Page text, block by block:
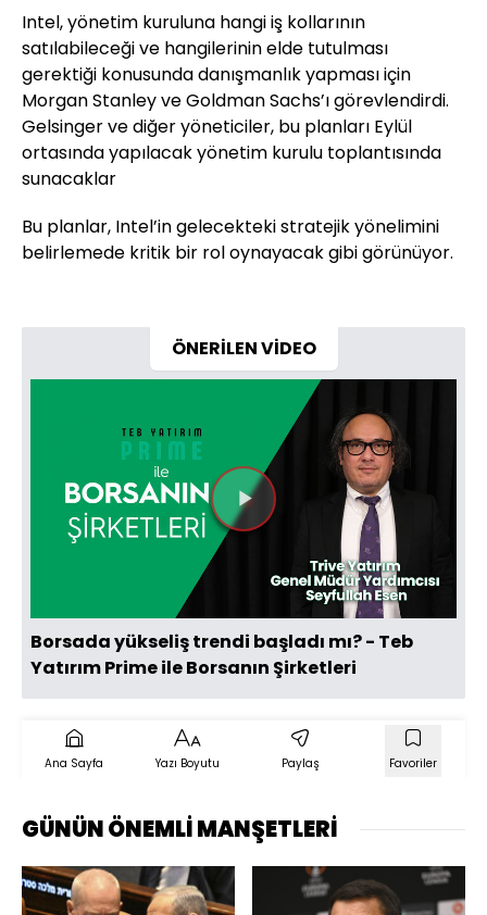
Intel, yönetim kuruluna hangi iş kollarının
satılabileceği ve hangilerinin elde tutulması
gerektiği konusunda danışmanlık yapması için
Morgan Stanley ve Goldman Sachs’ı görevlendirdi.
Gelsinger ve diğer yöneticiler, bu planları Eylül
ortasında yapılacak yönetim kurulu toplantısında
sunacaklar
Bu planlar, Intel’in gelecekteki stratejik yönelimini
belirlemede kritik bir rol oynayacak gibi görünüyor.
ÖNERİLEN VİDEO
Videoyu
Oynat
Borsada yükseliş trendi başladı mı? - Teb
Yatırım Prime ile Borsanın Şirketleri
Ana Sayfa Yazı Boyutu Paylaş Favoriler
GÜNÜN ÖNEMLİ MANŞETLERİ